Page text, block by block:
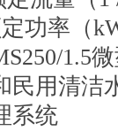
定功率（
1.5
民用清洁
系统